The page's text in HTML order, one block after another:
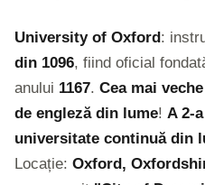
University of Oxford:
din 1096, fiind oficial
anului 1167. Cea mai
de engleză din lume! A 2-
universitate continuă din
Locație: Oxford,